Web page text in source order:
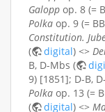
Galopp op. 8 (=
Polka op. 9 (=
Constitution.
(
digital) <>
B, D-Mbs (
9) [1851]; D-B,
Polka op. 13 (=
(
digital) <>